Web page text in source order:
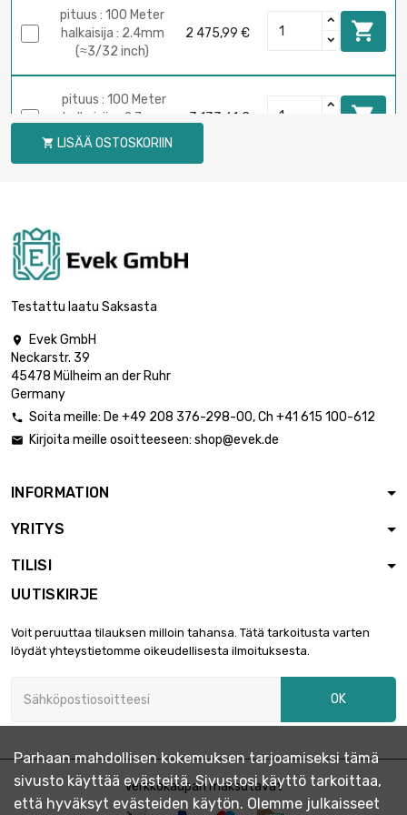
pituus : 100 Meter
halkaisija : 2.4mm
(≈3/32 inch)
2 475,99 € 
pituus : 100 Meter
halkaisija : 2.7mm
(≈7/64 inch)
3 133,61 € 
pituus : 100 Meter
(0.1181 inch)
pituus : 50 Meter
halkaisija :
3.175mm (≈1/8
halkaisija :
inch)
pituus : 50 Meter
halkaisija : 4mm
(≈5/32 inch)
1 041,49 € 
pituus : 50 Meter
(≈5/32 inch)
pituus : 25 Meter
halkaisija : 4.76mm
2 981,50 € 
 LISÄÄ OSTOSKORIIN
Testattu laatu Saksasta

Evek GmbH
Neckarstr. 39
45478 Mülheim an der Ruhr
Germany
 Soita meille: De +49 208 376-298-00, Ch +41 615 100-612
 Kirjoita meille osoitteeseen: shop@evek.de
INFORMATION
YRITYS
TILISI
UUTISKIRJE
Voit peruuttaa tilauksen milloin tahansa. Tätä tarkoitusta varten
löydät yhteystietomme oikeudellisesta ilmoituksesta.
OK
Verkkokaupan maksutavat
Parhaan mahdollisen kokemuksen tarjoamiseksi tämä
sivusto käyttää evästeitä. Sivustosi käyttö tarkoittaa,
että hyväksyt evästeiden käytön. Olemme julkaisseet